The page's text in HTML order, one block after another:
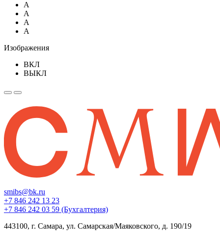
A
A
A
A
Изображения
ВКЛ
ВЫКЛ
smibs@bk.ru
+7 846 242 13 23
+7 846 242 03 59 (Бухгалтерия)
443100, г. Самара, ул. Самарская/Маяковского, д. 190/19